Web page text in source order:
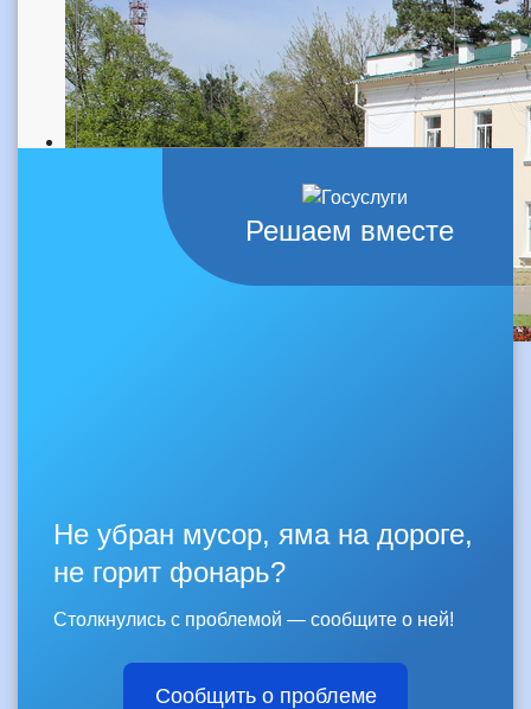
Решаем вместе
Не убран мусор, яма на дороге,
не горит фонарь?
Столкнулись с проблемой — сообщите о ней!
Сообщить о проблеме